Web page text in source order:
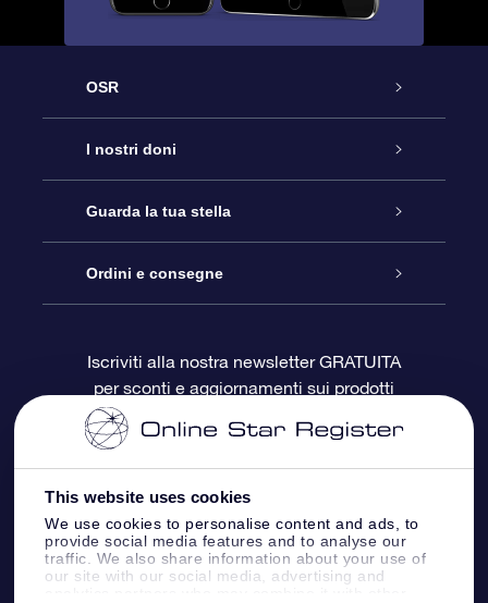
This website uses cookies
We use cookies to personalise content and ads, to
provide social media features and to analyse our
traffic. We also share information about your use of
our site with our social media, advertising and
OSR
Assistenza
Contattaci
Blog
OSR Recensioni
I nostri doni
Online Star Gift
Pacchetto regalo OSR
Gift Card OSR
Doni aziendali
Guarda la tua stella
Registro stellare
Star Page personalizzata
One Million Stars
OSR Starsaver
App VR ‘Fly me to the stars’
Ordini e consegne
Informazioni di Pagamento
Politica di reso
Costellazioni
Iscriviti alla nostra newsletter GRATUITA
per sconti e aggiornamenti sui prodotti